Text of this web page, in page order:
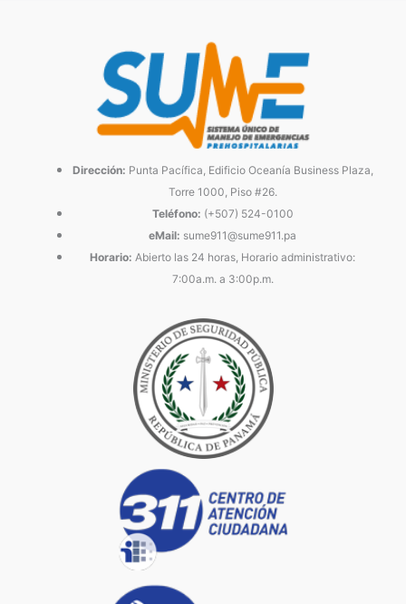
Dirección: Punta Pacífica, Edificio Oceanía Business Plaza,
Torre 1000, Piso #26.
Teléfono: (+507) 524-0100
eMail: sume911@sume911.pa
Horario: Abierto las 24 horas, Horario administrativo:
7:00a.m. a 3:00p.m.